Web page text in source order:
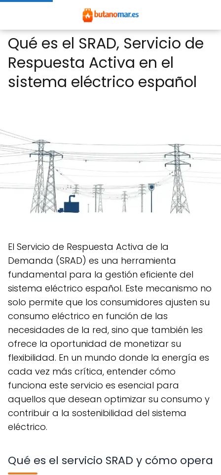
Qué es el SRAD, Servicio de
Respuesta Activa en el
sistema eléctrico español
El Servicio de Respuesta Activa de la
Demanda (SRAD) es una herramienta
fundamental para la gestión eficiente del
sistema eléctrico español. Este mecanismo no
solo permite que los consumidores ajusten su
consumo eléctrico en función de las
necesidades de la red, sino que también les
ofrece la oportunidad de monetizar su
flexibilidad. En un mundo donde la energía es
cada vez más crítica, entender cómo
funciona este servicio es esencial para
aquellos que desean optimizar su consumo y
contribuir a la sostenibilidad del sistema
eléctrico.
Qué es el servicio SRAD y cómo opera